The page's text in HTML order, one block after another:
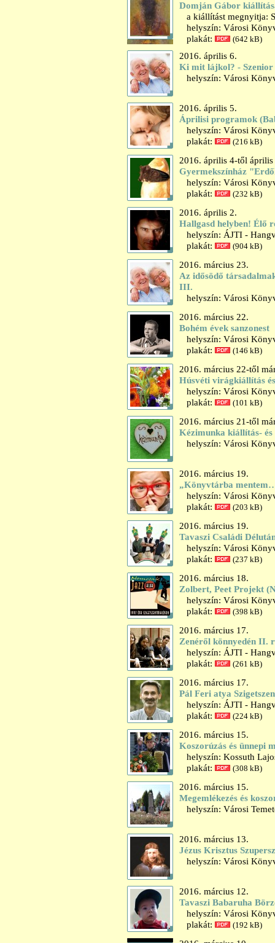
Domján Gábor
a kiállítást megnyitja:
helyszín: Városi
plakát:
(642 kB)
2016. április 6.
Ki mit lájkol? -
helyszín: Városi
2016. április 5.
Áprilisi programok
helyszín: Városi
plakát:
(216 kB)
2016. április 4-től
Gyermekszínház
helyszín: Városi
plakát:
(232 kB)
2016. április 2.
Hallgasd helyben! Élő
helyszín: ÁJTI -
plakát:
(904 kB)
2016. március 23.
Az idősödő
III.
helyszín: Városi
2016. március 22.
Bohém évek sanzonest
helyszín: Városi
plakát:
(146 kB)
2016. március 22-től
Húsvéti virágkiállítás
helyszín: Városi
plakát:
(101 kB)
2016. március 21-től
Kézimunka kiállítás- és
helyszín: Városi
2016. március 19.
„Könyvtárba
helyszín: Városi
plakát:
(203 kB)
2016. március 19.
Tavaszi Családi
helyszín: Városi
plakát:
(237 kB)
2016. március 18.
Zolbert, Peet Projekt
helyszín: Városi
plakát:
(398 kB)
2016. március 17.
Zenéről könnyedén II.
helyszín: ÁJTI -
plakát:
(261 kB)
2016. március 17.
Pál Feri atya
helyszín: ÁJTI -
plakát:
(224 kB)
2016. március 15.
Koszorúzás és ünnepi
helyszín: Kossuth
plakát:
(308 kB)
2016. március 15.
Megemlékezés és
helyszín: Városi
2016. március 13.
Jézus Krisztus
helyszín: Városi
2016. március 12.
Tavaszi Babaruha
helyszín: Városi
plakát:
(192 kB)